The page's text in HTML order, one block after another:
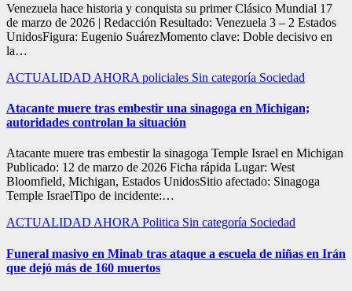
Venezuela hace historia y conquista su primer Clásico Mundial 17
de marzo de 2026 | Redacción Resultado: Venezuela 3 – 2 Estados
UnidosFigura: Eugenio SuárezMomento clave: Doble decisivo en
la…
ACTUALIDAD AHORA policiales Sin categoría Sociedad
Atacante muere tras embestir una sinagoga en Michigan;
autoridades controlan la situación
Atacante muere tras embestir la sinagoga Temple Israel en Michigan
Publicado: 12 de marzo de 2026 Ficha rápida Lugar: West
Bloomfield, Michigan, Estados UnidosSitio afectado: Sinagoga
Temple IsraelTipo de incidente:…
ACTUALIDAD AHORAPolitica Sin categoría Sociedad
Funeral masivo en Minab tras ataque a escuela de niñas en Irán
que dejó más de 160 muertos